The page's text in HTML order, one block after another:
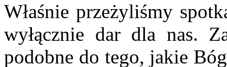
Właśnie przeżyliśmy
wyłącznie dar dla nas.
podobne do tego, jakie